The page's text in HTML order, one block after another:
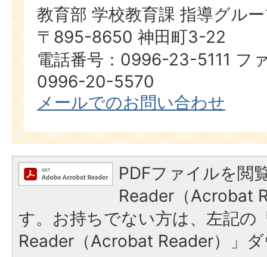
教育部 学校教育課 指導グル
〒895-8650 神田町3-22
電話番号：0996-23-5111 フ
0996-20-5570
メールでのお問い合わせ
PDFファイルを閲
Reader（Acrobat
す。お持ちでない方は、左記の
Reader（Acrobat Reader）」